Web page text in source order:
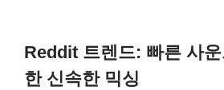
Reddit 트렌드: 빠른 사운
한 신속한 믹싱